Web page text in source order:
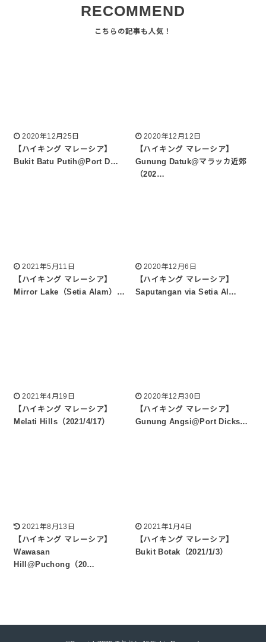
RECOMMEND
2020年12月25日
【ハイキング マレーシア】
Bukit Batu Putih@Port D…
2020年12月12日
【ハイキング マレーシア】
Gunung Datuk@マラッカ近郊
（202…
2021年5月11日
【ハイキング マレーシア】
Mirror Lake（Setia Alam）…
2020年12月6日
【ハイキング マレーシア】
Saputangan via Setia Al…
2021年4月19日
【ハイキング マレーシア】
Melati Hills（2021/4/17）
2020年12月30日
【ハイキング マレーシア】
Gunung Angsi@Port Dicks…
2021年8月13日
【ハイキング マレーシア】
Wawasan
Hill@Puchong（20…
2021年1月4日
【ハイキング マレーシア】
Bukit Botak（2021/1/3）